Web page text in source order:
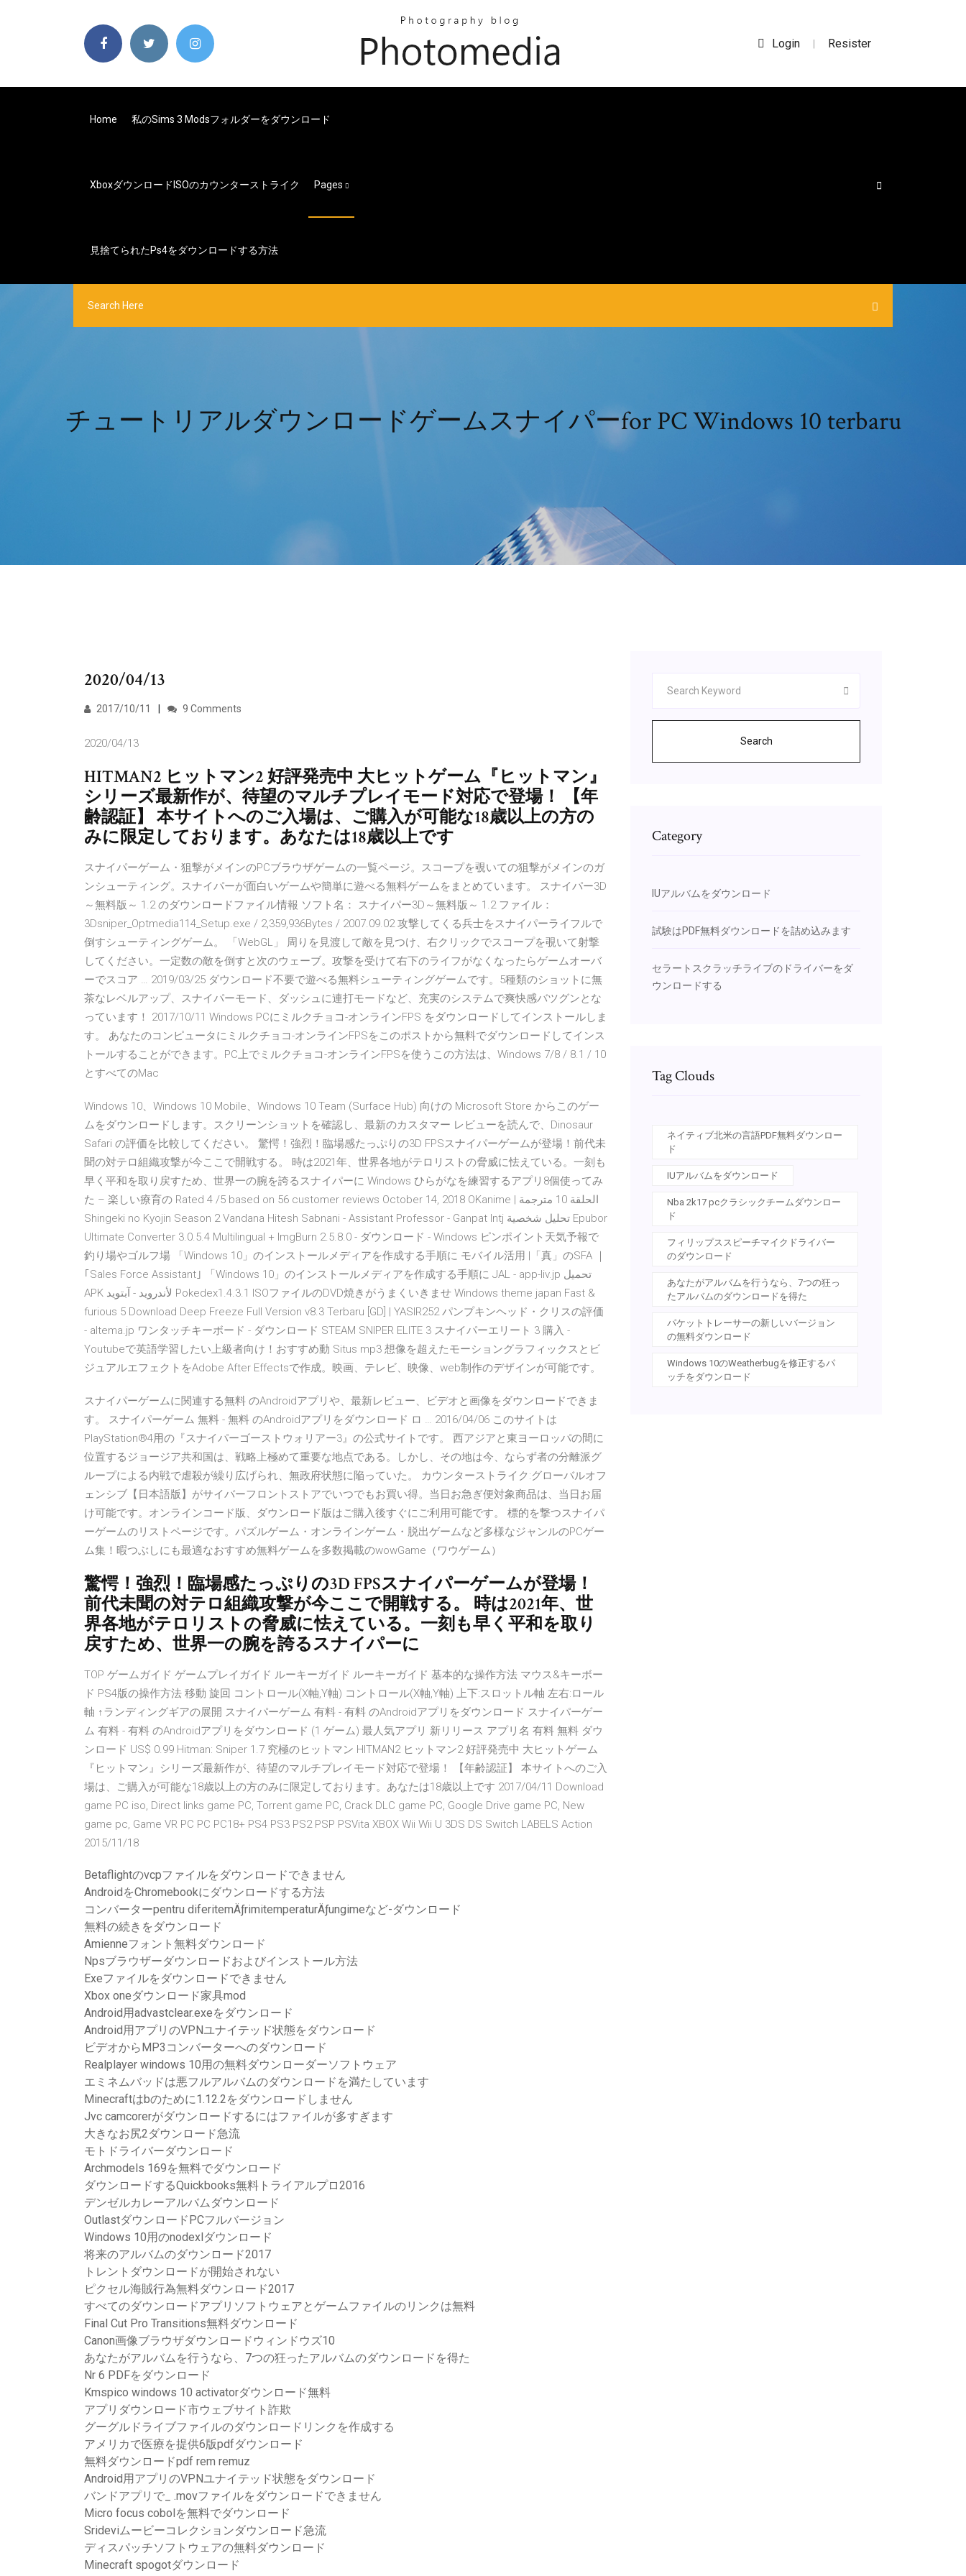
Login | Resister
Home 私のsims 3 Modsフォルダーをダウンロード
XboxダウンロードISOのカウンターストライク Pages
見捨てられたps4をダウンロードする方法
チュートリアルダウンロードゲームスナイパーfor PC Windows 10 terbaru
2020/04/13
2017/10/11 9 Comments
2020/04/13
HITMAN2 ヒットマン2 好評発売中 大ヒットゲーム『ヒットマン』
シリーズ最新作が、待望のマルチプレイモード対応で登場！ 【年
齢認証】 本サイトへのご入場は、ご購入が可能な18歳以上の方の
みに限定しております。あなたは18歳以上です
スナイパーゲーム・狙撃がメインのPCブラウザゲームの一覧ページ。スコープを覗いての狙撃がメインのガ
ンシューティング。スナイパーが面白いゲームや簡単に遊べる無料ゲームをまとめています。 スナイパー3D
～無料版～ 1.2 のダウンロードファイル情報 ソフト名： スナイパー3D～無料版～ 1.2 ファイル：
3Dsniper_Optmedia114_Setup.exe / 2,359,936Bytes / 2007.09.02 攻撃してくる兵士をスナイパーライフルで
倒すシューティングゲーム。 「WebGL」 周りを見渡して敵を見つけ、右クリックでスコープを覗いて射撃
してください。一定数の敵を倒すと次のウェーブ。攻撃を受けて右下のライフがなくなったらゲームオーバ
ーでスコア … 2019/03/25 ダウンロード不要で遊べる無料シューティングゲームです。5種類のショットに無
茶なレベルアップ、スナイパーモード、ダッシュに連打モードなど、充実のシステムで爽快感バツグンとな
っています！ 2017/10/11 Windows PCにミルクチョコ-オンラインFPS をダウンロードしてインストールしま
す。 あなたのコンピュータにミルクチョコ-オンラインFPSをこのポストから無料でダウンロードしてインス
トールすることができます。PC上でミルクチョコ-オンラインFPSを使うこの方法は、Windows 7/8 / 8.1 / 10
とすべてのMac
Windows 10、Windows 10 Mobile、Windows 10 Team (Surface Hub) 向けの Microsoft Store からこのゲー
ムをダウンロードします。スクリーンショットを確認し、最新のカスタマー レビューを読んで、Dinosaur
Safari の評価を比較してください。 驚愕！強烈！臨場感たっぷりの3D FPSスナイパーゲームが登場！前代未
聞の対テロ組織攻撃が今ここで開戦する。 時は2021年、世界各地がテロリストの脅威に怯えている。一刻も
早く平和を取り戻すため、世界一の腕を誇るスナイパーに Windows ひらがなを練習するアプリ8個使ってみ
た – 楽しい療育の Rated 4 /5 based on 56 customer reviews October 14, 2018 OKanime | الحلقة 10 مترجمة
Shingeki no Kyojin Season 2 Vandana Hitesh Sabnani - Assistant Professor - Ganpat Intj تحليل شخصية Epubor
Ultimate Converter 3.0.5.4 Multilingual + ImgBurn 2.5.8.0 - ダウンロード - Windows ピンポイント天気予報で
釣り場やゴルフ場 「Windows 10」のインストールメディアを作成する手順に モバイル活用 |「真」のSFA ｜
｢Sales Force Assistant｣ 「Windows 10」のインストールメディアを作成する手順に JAL - app-liv.jp تحميل
APK لأندرويد - آبتويد Pokedex1.4.3.1 ISOファイルのDVD焼きがうまくいきませ Windows theme japan Fast &
furious 5 Download Deep Freeze Full Version v8.3 Terbaru [GD] | YASIR252 パンプキンヘッド・クリスの評価
- altema.jp ワンタッチキーボード - ダウンロード STEAM SNIPER ELITE 3 スナイパーエリート 3 購入 -
Youtubeで英語学習したい上級者向け！おすすめ動 Situs mp3 想像を超えたモーショングラフィックスとビ
ジュアルエフェクトをAdobe After Effectsで作成。映画、テレビ、映像、web制作のデザインが可能です。
スナイパーゲームに関連する無料 のAndroidアプリや、最新レビュー、ビデオと画像をダウンロードできま
す。 スナイパーゲーム 無料 - 無料 のAndroidアプリをダウンロード ロ … 2016/04/06 このサイトは
PlayStation®4用の『スナイパーゴーストウォリアー3』の公式サイトです。 西アジアと東ヨーロッパの間に
位置するジョージア共和国は、戦略上極めて重要な地点である。しかし、その地は今、ならず者の分離派グ
ループによる内戦で虐殺が繰り広げられ、無政府状態に陥っていた。 カウンターストライク:グローバルオフ
ェンシブ【日本語版】がサイバーフロントストアでいつでもお買い得。当日お急ぎ便対象商品は、当日お届
け可能です。オンラインコード版、ダウンロード版はご購入後すぐにご利用可能です。 標的を撃つスナイパ
ーゲームのリストページです。パズルゲーム・オンラインゲーム・脱出ゲームなど多様なジャンルのPCゲー
ム集！暇つぶしにも最適なおすすめ無料ゲームを多数掲載のwowGame（ワウゲーム）
驚愕！強烈！臨場感たっぷりの3D FPSスナイパーゲームが登場！
前代未聞の対テロ組織攻撃が今ここで開戦する。 時は2021年、世
界各地がテロリストの脅威に怯えている。一刻も早く平和を取り
戻すため、世界一の腕を誇るスナイパーに
TOP ゲームガイド ゲームプレイガイド ルーキーガイド ルーキーガイド 基本的な操作方法 マウス&キーボー
ド PS4版の操作方法 移動 旋回 コントロール(X軸,Y軸) コントロール(X軸,Y軸) 上下:スロットル軸 左右:ロール
軸 ↑ランディングギアの展開 スナイパーゲーム 有料 - 有料 のAndroidアプリをダウンロード スナイパーゲー
ム 有料 - 有料 のAndroidアプリをダウンロード (1 ゲーム) 最人気アプリ 新リリース アプリ名 有料 無料 ダウ
ンロード US$ 0.99 Hitman: Sniper 1.7 究極のヒットマン HITMAN2 ヒットマン2 好評発売中 大ヒットゲーム
『ヒットマン』シリーズ最新作が、待望のマルチプレイモード対応で登場！ 【年齢認証】 本サイトへのご入
場は、ご購入が可能な18歳以上の方のみに限定しております。あなたは18歳以上です 2017/04/11 Download
game PC iso, Direct links game PC, Torrent game PC, Crack DLC game PC, Google Drive game PC, New
game pc, Game VR PC PC PC18+ PS4 PS3 PS2 PSP PSVita XBOX Wii Wii U 3DS DS Switch LABELS Action
2015/11/18
Betaflightのvcpファイルをダウンロードできません
AndroidをChromebookにダウンロードする方法
コンバーターpentru diferitemÄƒrimitemperaturÄƒungimeなど-ダウンロード
無料の続きをダウンロード
Amienneフォント無料ダウンロード
Npsブラウザーダウンロードおよびインストール方法
Exeファイルをダウンロードできません
Xbox oneダウンロード家具mod
Android用advastclear.exeをダウンロード
Android用アプリのVPNユナイテッド状態をダウンロード
ビデオからMP3コンバーターへのダウンロード
Realplayer windows 10用の無料ダウンローダーソフトウェア
エミネムバッドは悪フルアルバムのダウンロードを満たしています
Minecraftはbのために1.12.2をダウンロードしません
Jvc camcorerがダウンロードするにはファイルが多すぎます
大きなお尻2ダウンロード急流
モトドライバーダウンロード
Archmodels 169を無料でダウンロード
ダウンロードするQuickbooks無料トライアルプロ2016
デンゼルカレーアルバムダウンロード
OutlastダウンロードPCフルバージョン
Windows 10用のnodexlダウンロード
将来のアルバムのダウンロード2017
トレントダウンロードが開始されない
ピクセル海賊行為無料ダウンロード2017
すべてのダウンロードアプリソフトウェアとゲームファイルのリンクは無料
Final Cut Pro Transitions無料ダウンロード
Canon画像ブラウザダウンロードウィンドウズ10
あなたがアルバムを行うなら、7つの狂ったアルバムのダウンロードを得た
Nr 6 PDFをダウンロード
Kmspico windows 10 activatorダウンロード無料
アプリダウンロード市ウェブサイト詐欺
グーグルドライブファイルのダウンロードリンクを作成する
アメリカで医療を提供6版pdfダウンロード
無料ダウンロードpdf rem remuz
Android用アプリのVPNユナイテッド状態をダウンロード
バンドアプリで_ .movファイルをダウンロードできません
Micro focus cobolを無料でダウンロード
Srideviムービーコレクションダウンロード急流
ディスパッチソフトウェアの無料ダウンロード
Minecraft spogotダウンロード
Search
Category
IUアルバムをダウンロード
試験はPDF無料ダウンロードを詰め込みます
セラートスクラッチライブのドライバーをダ
ウンロードする
Tag Clouds
ネイティブ北米の言語PDF無料ダウンロー
ド
IUアルバムをダウンロード
Nba 2k17 pcクラシックチームダウンロー
ド
フィリップススピーチマイクドライバー
のダウンロード
あなたがアルバムを行うなら、7つの狂っ
たアルバムのダウンロードを得た
パケットトレーサーの新しいバージョン
の無料ダウンロード
Windows 10のWeatherbugを修正するパ
ッチをダウンロード